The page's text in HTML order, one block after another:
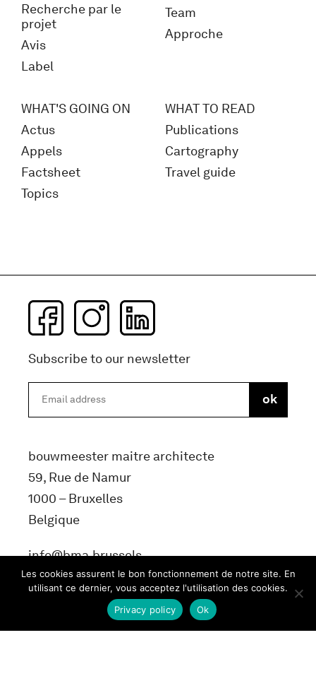
Recherche par le
projet
Avis
Label
Team
Approche
WHAT'S GOING ON
Actus
Appels
Factsheet
Topics
WHAT TO READ
Publications
Cartography
Travel guide
Subscribe to our newsletter
bouwmeester maitre architecte
59, Rue de Namur
1000 – Bruxelles
Belgique
info@bma.brussels
Les cookies assurent le bon fonctionnement de notre site. En
utilisant ce dernier, vous acceptez l'utilisation des cookies.
Ok
Privacy policy